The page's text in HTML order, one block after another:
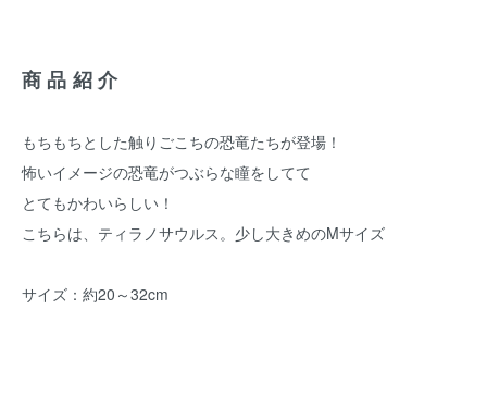
商品紹介
もちもちとした触りごこちの恐竜たちが登場！
怖いイメージの恐竜がつぶらな瞳をしてて
とてもかわいらしい！
こちらは、ティラノサウルス。少し大きめのMサイズ
サイズ：約20～32cm